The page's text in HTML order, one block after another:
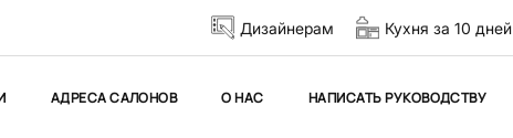
Дизайнерам Кухня за 10 дней
АДРЕСА САЛОНОВ О НАС НАПИСАТЬ РУКОВОДСТВУ